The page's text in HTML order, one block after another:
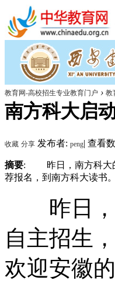
教育网-高校招生专业教育门户 › 教
南方科大启
收藏 分享 发布者: peng| 查看
摘要: 昨日，南方科大的
荐报名，到南方科大读
昨日，
自主招生
欢迎安徽